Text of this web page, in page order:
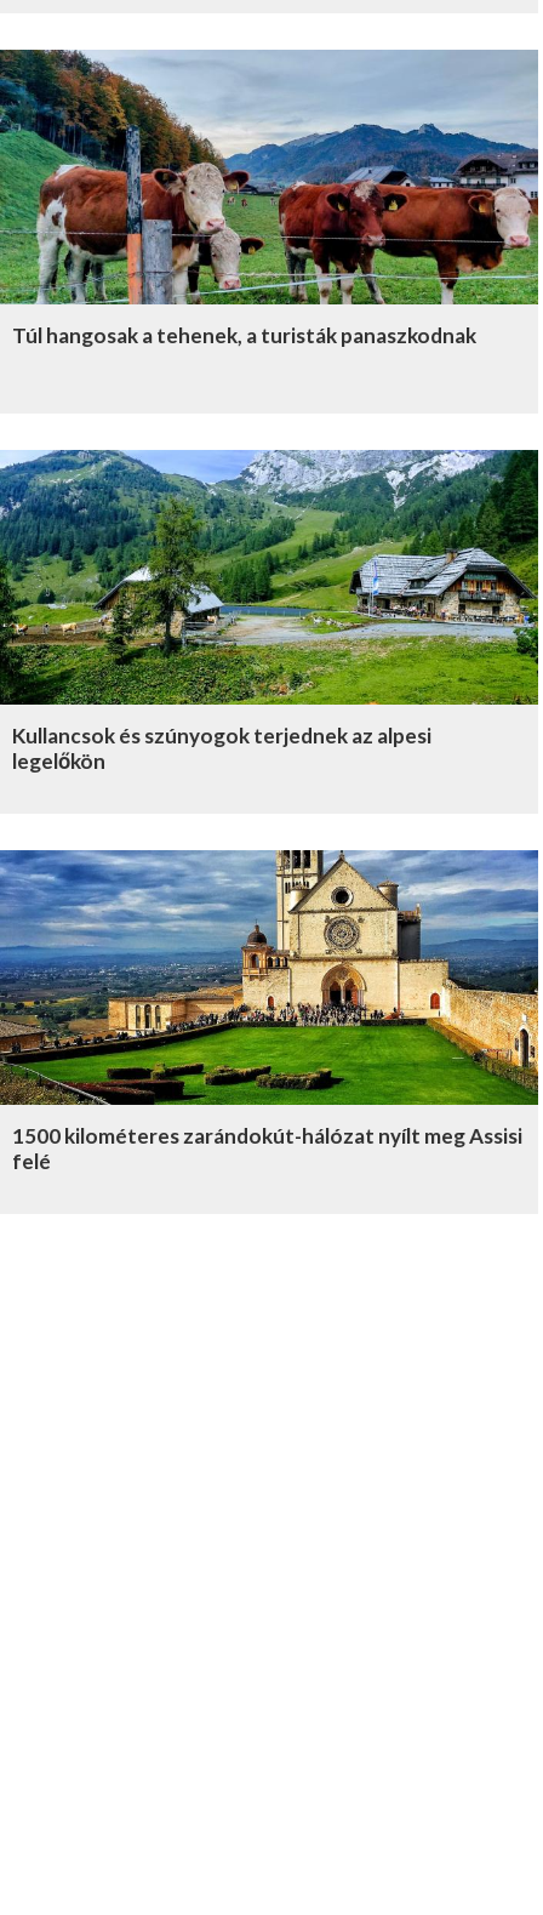
Túl hangosak a tehenek, a turisták panaszkodnak
Kullancsok és szúnyogok terjednek az alpesi
legelőkön
1500 kilométeres zarándokút-hálózat nyílt meg Assisi
felé